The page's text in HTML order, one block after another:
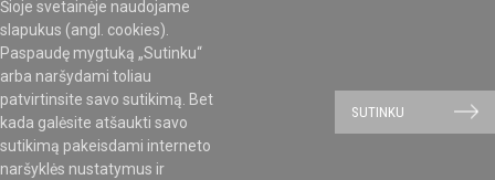
Šioje svetainėje naudojame
slapukus (angl. cookies).
Paspaudę mygtuką „Sutinku“
arba naršydami toliau
patvirtinsite savo sutikimą. Bet
kada galėsite atšaukti savo
sutikimą pakeisdami interneto
naršyklės nustatymus ir
SUTINKU
SVETAINESMOKYKLOMS.LT